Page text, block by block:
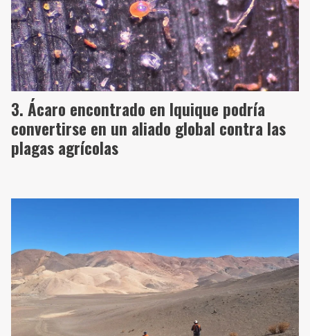
Ácaro encontrado en Iquique podría
convertirse en un aliado global contra las
plagas agrícolas